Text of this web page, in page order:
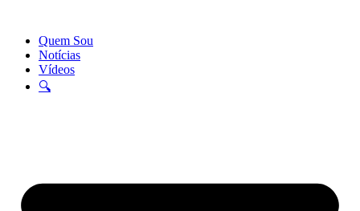
Quem Sou
Notícias
Vídeos
🔍